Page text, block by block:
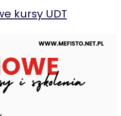
kursy UDT